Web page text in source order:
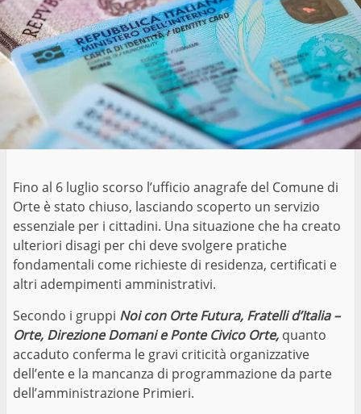
Fino al 6 luglio scorso l’ufficio anagrafe del Comune di
Orte è stato chiuso, lasciando scoperto un servizio
essenziale per i cittadini. Una situazione che ha creato
ulteriori disagi per chi deve svolgere pratiche
fondamentali come richieste di residenza, certificati e
altri adempimenti amministrativi.
Secondo i gruppi Noi con Orte Futura, Fratelli d’Italia –
Orte, Direzione Domani e Ponte Civico Orte, quanto
accaduto conferma le gravi criticità organizzative
dell’ente e la mancanza di programmazione da parte
dell’amministrazione Primieri.